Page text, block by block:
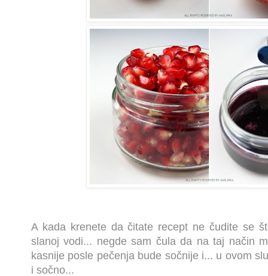
A kada krenete da čitate recept ne čudite se
slanoj vodi... negde sam čula da na taj način
kasnije posle pečenja bude sočnije i... u ovom
i sočno...